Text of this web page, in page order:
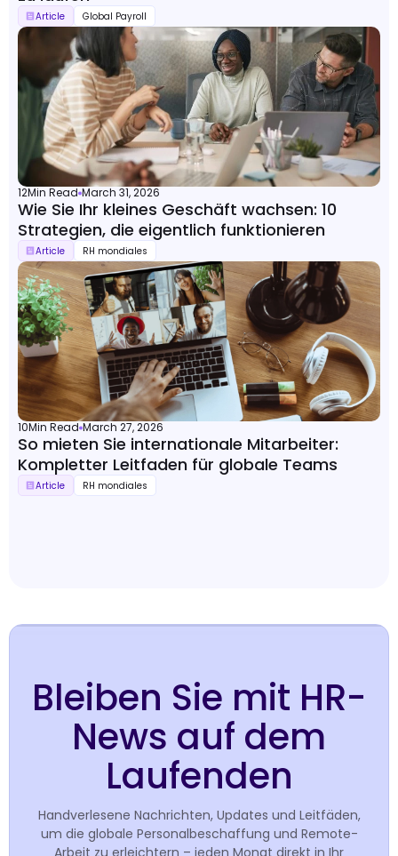
Article Global Payroll
12Min Read March 31, 2026
Wie Sie Ihr kleines Geschäft wachsen: 10
Strategien, die eigentlich funktionieren
Article RH mondiales
10Min Read March 27, 2026
So mieten Sie internationale Mitarbeiter:
Kompletter Leitfaden für globale Teams
Article RH mondiales
Bleiben Sie mit HR-
News auf dem
Laufenden
Handverlesene Nachrichten, Updates und Leitfäden,
um die globale Personalbeschaffung und Remote-